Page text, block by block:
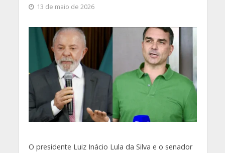
13 de maio de 2026
O presidente Luiz Inácio Lula da Silva e o senador